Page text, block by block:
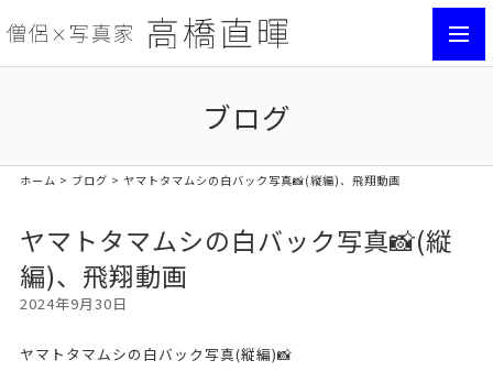
ブログ
ホーム > ブログ > ヤマトタマムシの白バック写真📸(縦編)、飛翔動画
ヤマトタマムシの白バック写真📸(縦
編)、飛翔動画
2024年9月30日
ヤマトタマムシの白バック写真(縦編)📸